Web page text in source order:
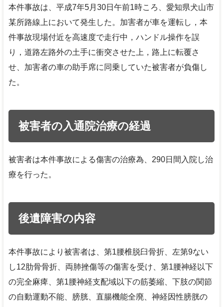
本件事故は、平成7年5月30日午前1時ころ、愛知県犬山市
某所路線上において発生した。加害者が車を運転し，本
件事故現場付近を高速度で走行中，ハンドル操作を誤
り，道路左路外の土手に衝突させた上，路上に転覆さ
せ、加害者の車の助手席に同乗していた被害者が負傷し
た。
被害者の入通院治療の経過
被害者は本件事故による傷害の治療為、290日間入院し治
療を行った。
後遺障害の内容
本件事故により被害者は、第1腰椎脱臼骨折、左第9ない
し12肋骨骨折、両肺挫傷等の傷害を受け、第1腰神経以下
の完全麻痺、第1腰神経支配域以下の筋萎縮、下肢の関節
の自動運動不能、膀胱、直腸機能全廃、神経因性膀胱の